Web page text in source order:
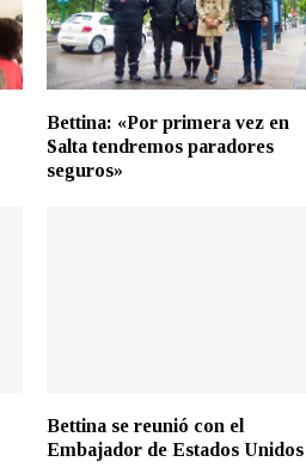
Bettina: «Por primera vez en
Salta tendremos paradores
seguros»
Bettina se reunió con el
Embajador de Estados Unidos